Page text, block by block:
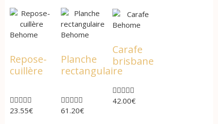
Behome
Repose-
cuillère

23.55€
Behome
Planche
rectangulaire

61.20€
Behome
Carafe
brisbane

42.00€